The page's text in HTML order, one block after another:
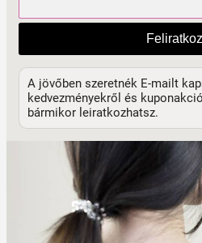
A jövőben szeretnék E-mailt
kedvezményekről és
bármikor leiratkozhatsz.